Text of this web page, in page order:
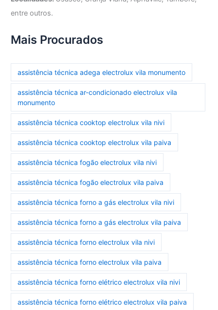
entre outros.
Mais Procurados
assistência técnica adega electrolux vila monumento
assistência técnica ar-condicionado electrolux vila
monumento
assistência técnica cooktop electrolux vila nivi
assistência técnica cooktop electrolux vila paiva
assistência técnica fogão electrolux vila nivi
assistência técnica fogão electrolux vila paiva
assistência técnica forno a gás electrolux vila nivi
assistência técnica forno a gás electrolux vila paiva
assistência técnica forno electrolux vila nivi
assistência técnica forno electrolux vila paiva
assistência técnica forno elétrico electrolux vila nivi
assistência técnica forno elétrico electrolux vila paiva